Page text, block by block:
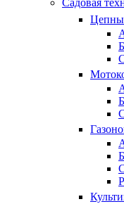
Садовая